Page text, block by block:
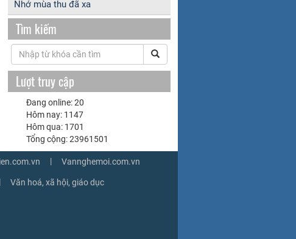
Nhớ mùa thu đã xa
Tìm kiếm
Lượt truy cập
Đang online: 20
Hôm nay: 1147
Hôm qua: 1701
Tổng cộng: 23961501
| Vannghemoi.com.vn
| Văn hoá, xã hội, giáo dục